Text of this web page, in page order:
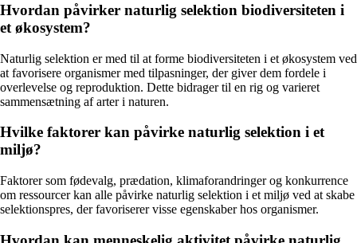
Hvordan påvirker naturlig selektion biodiversiteten i
et økosystem?
Naturlig selektion er med til at forme biodiversiteten i et økosystem ved
at favorisere organismer med tilpasninger, der giver dem fordele i
overlevelse og reproduktion. Dette bidrager til en rig og varieret
sammensætning af arter i naturen.
Hvilke faktorer kan påvirke naturlig selektion i et
miljø?
Faktorer som fødevalg, prædation, klimaforandringer og konkurrence
om ressourcer kan alle påvirke naturlig selektion i et miljø ved at skabe
selektionspres, der favoriserer visse egenskaber hos organismer.